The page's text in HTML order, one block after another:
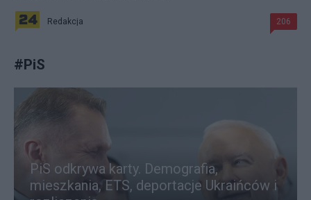
Redakcja 206
#PiS
PiS odkrywa karty. Demografia,
mieszkania, ETS, deportacje Ukraińców i